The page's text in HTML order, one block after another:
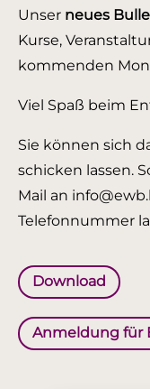
Unser neues
Kurse,
kommenden
Viel Spaß beim
Sie können sich
schicken lassen.
Mail an
Telefonnummer
Download
Anmeldung für